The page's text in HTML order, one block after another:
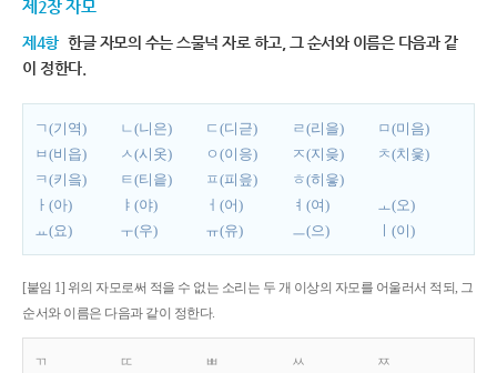
제2장 자모
제4항 한글 자모의 수는 스물넉 자로 하고, 그 순서와 이름은 다음과 같
이 정한다.
ㄱ(기역) ㄴ(니은) ㄷ(디귿) ㄹ(리을)
ㅁ(미음)
ㅂ(비읍)
ㅅ(시옷) ㅇ(이응) ㅈ(지읒)
ㅊ(치읓)
ㅋ(키읔)
ㅌ(티읕) ㅍ(피읖)
ㅎ(히읗)
ㅏ(아)
ㅑ(야) ㅓ(어) ㅕ(여)
ㅗ(오)
ㅛ(요)
ㅜ(우) ㅠ(유) ㅡ(으) ㅣ(이)
[붙임 1] 위의 자모로써 적을 수 없는 소리는 두 개 이상의 자모를 어울러서 적되, 그
순서와 이름은 다음과 같이 정한다.
ㄲ
ㄸ
ㅃ
ㅆ
ㅉ